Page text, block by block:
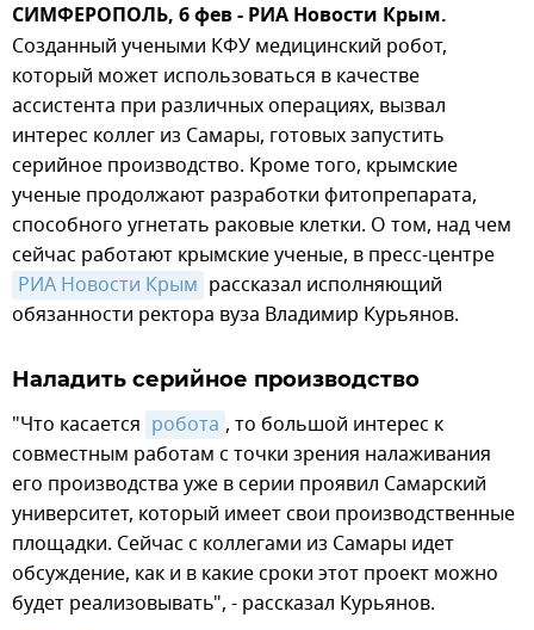
СИМФЕРОПОЛЬ, 6 фев - РИА Новости Крым.
Созданный учеными КФУ медицинский робот,
который может использоваться в качестве
ассистента при различных операциях, вызвал
интерес коллег из Самары, готовых запустить
серийное производство. Кроме того, крымские
ученые продолжают разработки фитопрепарата,
способного угнетать раковые клетки. О том, над чем
сейчас работают крымские ученые, в пресс-центре
РИА Новости Крым рассказал исполняющий
обязанности ректора вуза Владимир Курьянов.
Наладить серийное производство
"Что касается робота , то большой интерес к
совместным работам с точки зрения налаживания
его производства уже в серии проявил Самарский
университет, который имеет свои производственные
площадки. Сейчас с коллегами из Самары идет
обсуждение, как и в какие сроки этот проект можно
будет реализовывать", - рассказал Курьянов.